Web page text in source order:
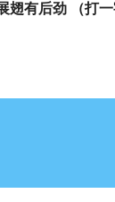
翅有后劲 （打一